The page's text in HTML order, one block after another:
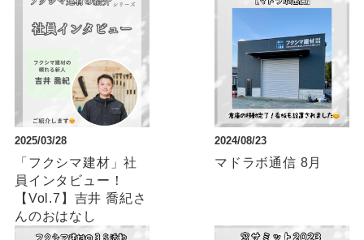
2025/03/28
「フクシマ建材」社
員インタビュー！
【Vol.7】吉井 喬紀さ
んのおはなし
2024/08/23
マドラボ通信 8月